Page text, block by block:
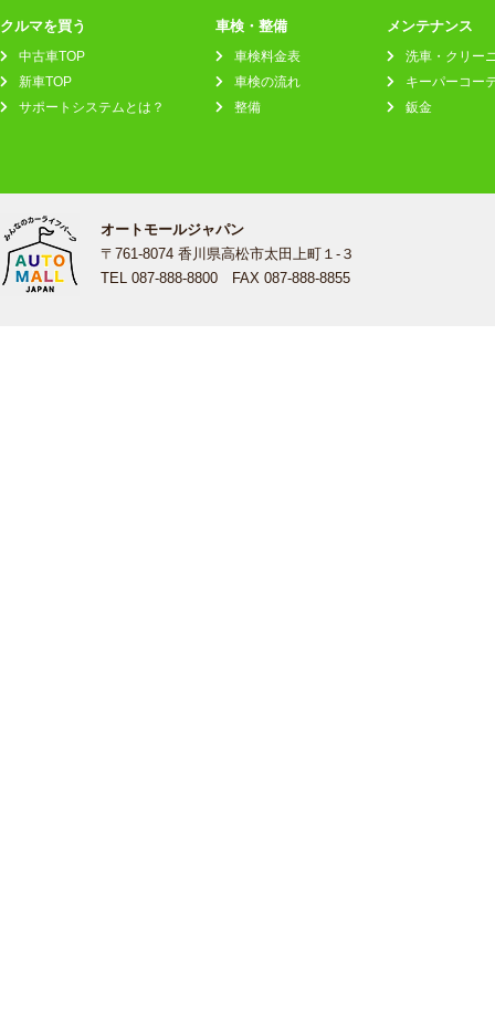
クルマを買う
中古車TOP
新車TOP
サポートシステムとは？
車検・整備
車検料金表
車検の流れ
整備
メンテナンス
洗車・クリー
キーパーコー
鈑金
オートモールジャパン
〒761-8074 香川県高松市太田上町１-３
TEL 087-888-8800 FAX 087-888-8855